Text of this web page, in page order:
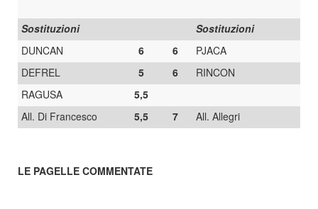
Sostituzioni
Sostituzioni
DUNCAN
6 6
PJACA
DEFREL
5 6
RINCON
RAGUSA
5,5
All. Di Francesco
5,5 7 All. Allegri
LE PAGELLE COMMENTATE